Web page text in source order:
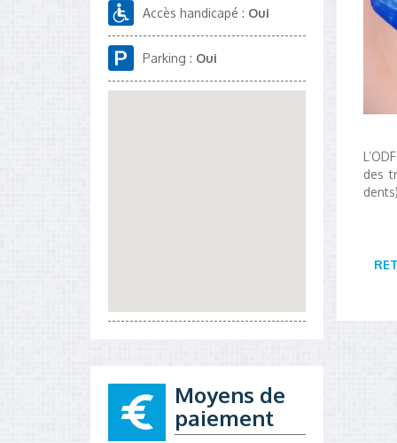
Accès handicapé : Oui
Parking : Oui
Moyens de
paiement
des